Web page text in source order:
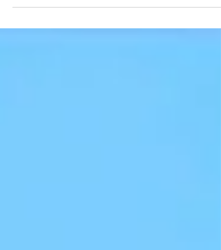
orgullo para nosotros, Yum Balam...